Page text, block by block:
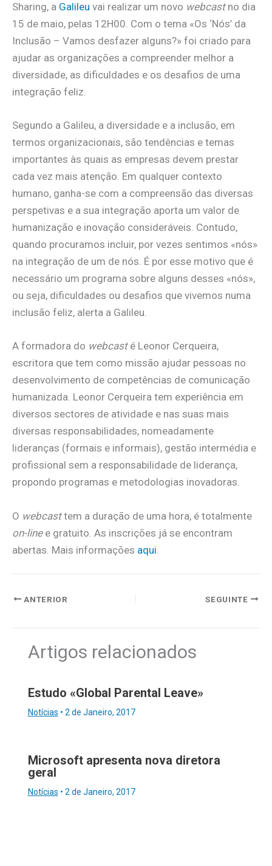
Sharing, a Galileu vai realizar um novo webcastno dia
15 de maio, pelas 12H00. Com o tema «Os ‘Nós’ da
Inclusão – Vamos desfazer alguns?» foi criado para
ajudar as organizações a compreender melhor a
diversidade, as dificuldades e os desafios de uma
integração feliz.
Segundo a Galileu, a diversidade e a inclusão, em
termos organizacionais, são tendências e temas
importantes às quais as empresas devem prestar
cada vez mais atenção. Em qualquer contexto
humano, ganha-se com a compreensão das diversas
perspetivas e a sua integração aporta um valor de
humanização e inovação consideráveis. Contudo,
quando procuramos incluir, por vezes sentimos «nós»
na integração de um de nós. É por esse motivo que é
necessário um programa sobre alguns desses «nós»,
ou seja, dificuldades ou desafios que vivemos numa
inclusão feliz, alerta a Galileu.
A formadora do webcasté Leonor Cerqueira,
escritora que tem como missão ajudar pessoas no
desenvolvimento de competências de comunicação
humanizada. Leonor Cerqueira tem experiência em
diversos sectores de atividade e nas suas mais
diversas responsabilidades, nomeadamente
lideranças (formais e informais), gestão intermédia e
profissional sem a responsabilidade de liderança,
propondo programas e metodologias inovadoras.
O webcasttem a duração de uma hora, é totalmente
on-linee gratuito. As inscrições já se encontram
abertas. Mais informações aqui
ANTERIOR SEGUINTE
Artigos relacionados
Estudo «Global Parental Leave»
Notícias • 2 de Janeiro, 2017
Microsoft apresenta nova diretora
geral
Notícias • 2 de Janeiro, 2017